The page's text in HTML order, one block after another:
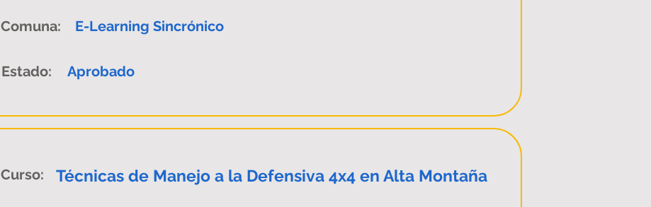
Comuna: E-Learning Sincrónico
Estado: Aprobado
Curso: Técnicas de Manejo a la Defensiva 4x4 en Alta Montaña